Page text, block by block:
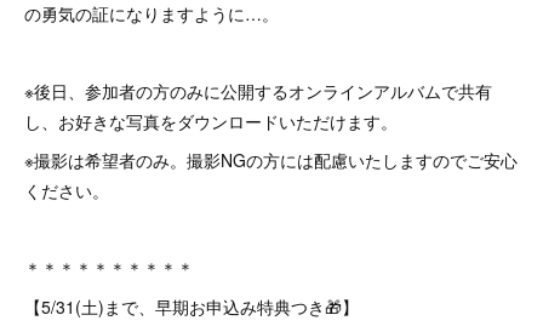
の勇気の証になりますように…。
※後日、参加者の方のみに公開するオンラインアルバムで共有
し、お好きな写真をダウンロードいただけます。
※撮影は希望者のみ。撮影NGの方には配慮いたしますのでご安心
ください。
＊＊＊＊＊＊＊＊＊＊
【5/31(土)まで、早期お申込み特典つき🎁】